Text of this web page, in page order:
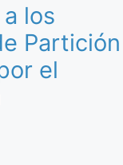
los
Partición
el